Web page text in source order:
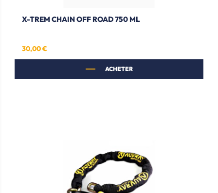
X-TREM CHAIN OFF ROAD 750 ML
Prix
30,00 €
ACHETER